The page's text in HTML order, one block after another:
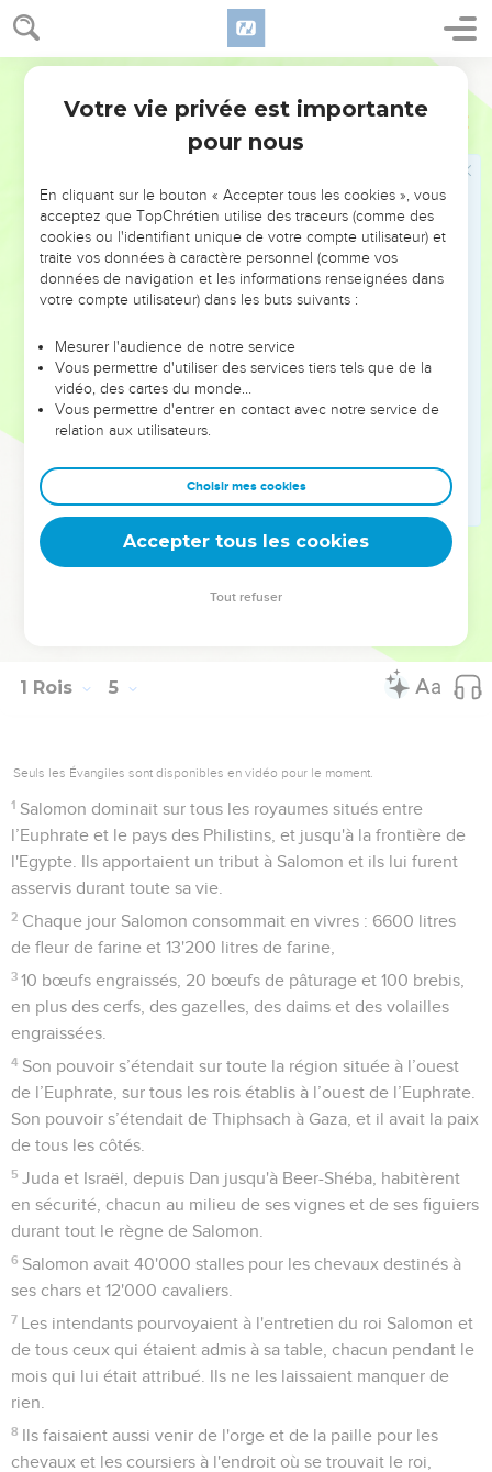
1 Rois 4
près de Tsarthan au-dessous de Jizreel et qui va de Beth-
Shean jusqu'à Abel-Mehola et après Jokmeam ;
responsable des bourgs de Jaïr, fils de Manassé, en Galaad
ainsi que de la région d'Argob en Basan, soit de 60 grandes
villes dotées de murailles et de verrous en bronze ;
Achinadab, le fils d'Iddo, à Mahanaïm ;
Achimaats, qui avait pris pour femme Basmath, la fille de
Salomon, en Nephthali ;
Baana, le fils de Hushaï, en Aser et à Bealoth ;
Shimeï, le fils d'Ela, en Benjamin ;
Guéber, le fils d'Uri, dans le pays de Galaad. Ce dernier
était responsable de la région de Sihon, le roi des Amoréens,
et d'Og, le roi du Basan. Il y avait un seul intendant pour ce
Juda et Israël étaient aussi nombreux que le sable qui est
au bord de la mer. Ils mangeaient, buvaient et se
réjouissaient.
1 Rois 5
Seuls les Évangiles sont disponibles en vidéo pour le moment.
1 Salomon dominait sur tous les royaumes situés entre
l’Euphrate et le pays des Philistins, et jusqu'à la frontière de
l'Egypte. Ils apportaient un tribut à Salomon et ils lui furent
asservis durant toute sa vie.
2 Chaque jour Salomon consommait en vivres : 6600 litres
de fleur de farine et 13'200 litres de farine,
3 10 bœufs engraissés, 20 bœufs de pâturage et 100 brebis,
en plus des cerfs, des gazelles, des daims et des volailles
engraissées.
4 Son pouvoir s’étendait sur toute la région située à l’ouest
de l’Euphrate, sur tous les rois établis à l’ouest de l’Euphrate.
Son pouvoir s’étendait de Thiphsach à Gaza, et il avait la paix
de tous les côtés.
5 Juda et Israël, depuis Dan jusqu'à Beer-Shéba, habitèrent
en sécurité, chacun au milieu de ses vignes et de ses figuiers
durant tout le règne de Salomon.
6 Salomon avait 40'000 stalles pour les chevaux destinés à
ses chars et 12'000 cavaliers.
7 Les intendants pourvoyaient à l'entretien du roi Salomon et
de tous ceux qui étaient admis à sa table, chacun pendant le
mois qui lui était attribué. Ils ne les laissaient manquer de
rien.
8 Ils faisaient aussi venir de l'orge et de la paille pour les
chevaux et les coursiers à l'endroit où se trouvait le roi,
Votre vie privée est importante
pour nous
En cliquant sur le bouton « Accepter tous les cookies », vous
acceptez que TopChrétien utilise des traceurs (comme des
cookies ou l'identifiant unique de votre compte utilisateur) et
traite vos données à caractère personnel (comme vos
données de navigation et les informations renseignées dans
votre compte utilisateur) dans les buts suivants :
Mesurer l'audience de notre service
Vous permettre d'utiliser des services tiers tels que de la
vidéo, des cartes du monde…
Vous permettre d'entrer en contact avec notre service de
relation aux utilisateurs.
Choisir mes cookies
Accepter tous les cookies
Tout refuser